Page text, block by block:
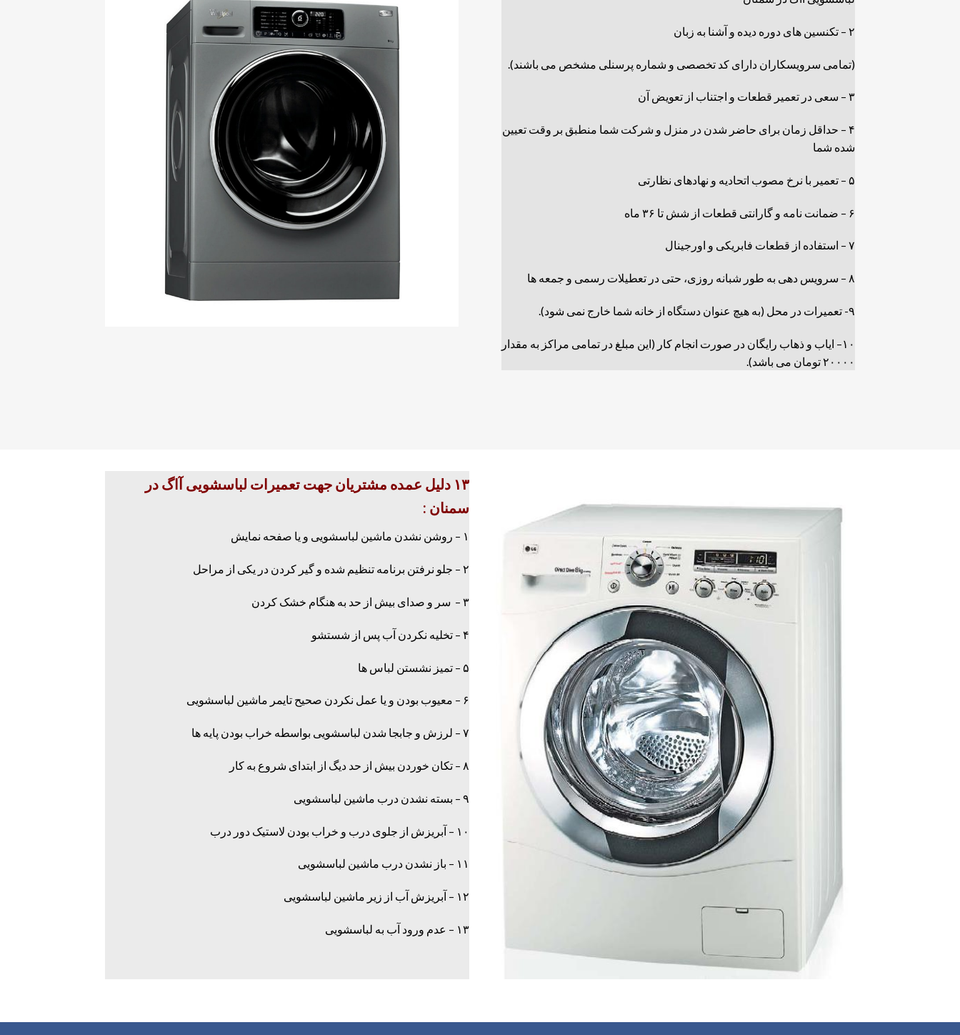
۲ – تکنسین های دوره دیده و آشنا به زبان
(تمامی سرویسکاران دارای کد تخصصی و شماره پرسنلی مشخص می باشند).
۳ – سعی در تعمیر قطعات و اجتناب از تعویض آن
۴ – حداقل زمان برای حاضر شدن در منزل و شرکت شما منطبق بر وقت تعیین
شده شما
۵ – تعمیر با نرخ مصوب اتحادیه و نهادهای نظارتی
۶ – ضمانت نامه و گارانتی قطعات از شش تا ۳۶ ماه
۷ – استفاده از قطعات فابریکی و اورجینال
۸ – سرویس دهی به طور شبانه روزی، حتی در تعطیلات رسمی و جمعه ها
۹- تعمیرات در محل (به هیچ عنوان دستگاه از خانه شما خارج نمی شود).
۱۰– ایاب و ذهاب رایگان در صورت انجام کار (این مبلغ در تمامی مراکز به مقدار
۲۰۰۰۰ تومان می باشد).
۱۳ دلیل عمده مشتریان جهت تعمیرات لباسشویی آاگ در
سمنان :
۱ – روشن نشدن ماشین لباسشویی و یا صفحه نمایش
۲ – جلو نرفتن برنامه تنظیم شده و گیر کردن در یکی از مراحل
۳ – سر و صدای بیش از حد به هنگام خشک کردن
۴ – تخلیه نکردن آب پس از شستشو
۵ – تمیز نشستن لباس ها
۶ – معیوب بودن و یا عمل نکردن صحیح تایمر ماشین لباسشویی
۷ – لرزش و جابجا شدن لباسشویی بواسطه خراب بودن پایه ها
۸ – تکان خوردن بیش از حد دیگ از ابتدای شروع به کار
۹ – بسته نشدن درب ماشین لباسشویی
۱۰ – آبریزش از جلوی درب و خراب بودن لاستیک دور درب
۱۱ – باز نشدن درب ماشین لباسشویی
۱۲ – آبریزش آب از زیر ماشین لباسشویی
۱۳ – عدم ورود آب به لباسشویی